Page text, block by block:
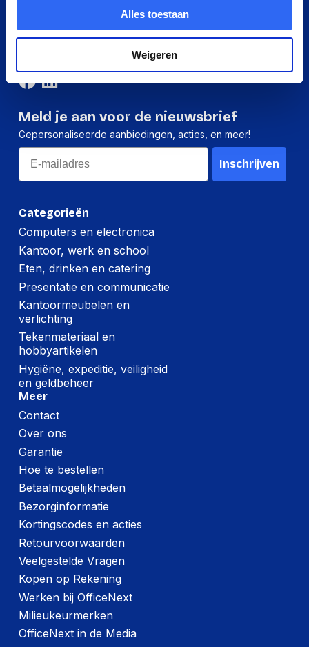
Alles toestaan
Weigeren
1 stuk
Breedte:
70 millimeter
50 millimeter
Lengte:
580 millimeter
Gewicht:
840 gram
Hoeveelheid:
25 stuks
Hoogte:
280 millimeter
Lengte:
640 millimeter
Gewicht:
22500 gram
Categorieën
Computers en electronica
Kantoor, werk en school
Eten, drinken en catering
Presentatie en communicatie
Kantoormeubelen en
verlichting
Tekenmateriaal en
hobbyartikelen
Hygiëne, expeditie, veiligheid
en geldbeheer
Meer
Contact
Over ons
Garantie
Hoe te bestellen
Betaalmogelijkheden
Bezorginformatie
Kortingscodes en acties
Retourvoorwaarden
Veelgestelde Vragen
Kopen op Rekening
Werken bij OfficeNext
Milieukeurmerken
OfficeNext in de Media
Contact opnemen?
+31 20 308 65 01
klant@officenext.nl
Meld je aan voor de nieuwsbrief
Gepersonaliseerde aanbiedingen, acties, en meer!
Email
Inschrijven